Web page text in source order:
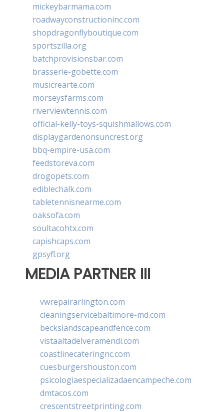
mickeybarmama.com
roadwayconstructioninc.com
shopdragonflyboutique.com
sportszilla.org
batchprovisionsbar.com
brasserie-gobette.com
musicrearte.com
morseysfarms.com
riverviewtennis.com
official-kelly-toys-squishmallows.com
displaygardenonsuncrest.org
bbq-empire-usa.com
feedstoreva.com
drogopets.com
ediblechalk.com
tabletennisnearme.com
oaksofa.com
soultacohtx.com
capishcaps.com
gpsyfl.org
MEDIA PARTNER III
vwrepairarlington.com
cleaningservicebaltimore-md.com
beckslandscapeandfence.com
vistaaltadelveramendi.com
coastlinecateringnc.com
cuesburgershouston.com
psicologiaespecializadaencampeche.com
dmtacos.com
crescentstreetprinting.com